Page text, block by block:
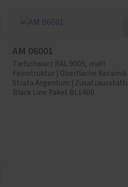
AM 06001
Tiefschwarz RAL 9005, matt
Feinstruktur | Oberfläche Keramik
Strata Argentum |
Black Line Paket BL1400